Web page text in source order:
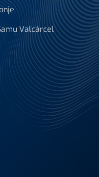
Valcárcel